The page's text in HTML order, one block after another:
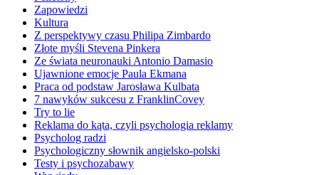
Zapowiedzi
Kultura
Z perspektywy czasu Philipa Zimbardo
Złote myśli Stevena Pinkera
Ze świata neuronauki Antonio Damasio
Ujawnione emocje Paula Ekmana
Praca od podstaw Jarosława Kulbata
7 nawyków sukcesu z FranklinCovey
Try to lie
Reklama do kąta, czyli psychologia reklamy
Psycholog radzi
Psychologiczny słownik angielsko-polski
Testy i psychozabawy